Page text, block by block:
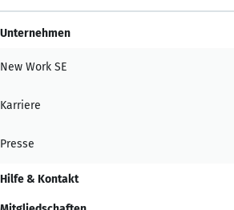
Unternehmen
New Work SE
Karriere
Presse
Hilfe & Kontakt